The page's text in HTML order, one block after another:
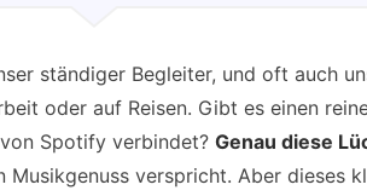
ständiger Begleiter, und oft auch
oder auf Reisen. Gibt es einen
Spotify verbindet? Genau diese
Musikgenuss verspricht. Aber dieses